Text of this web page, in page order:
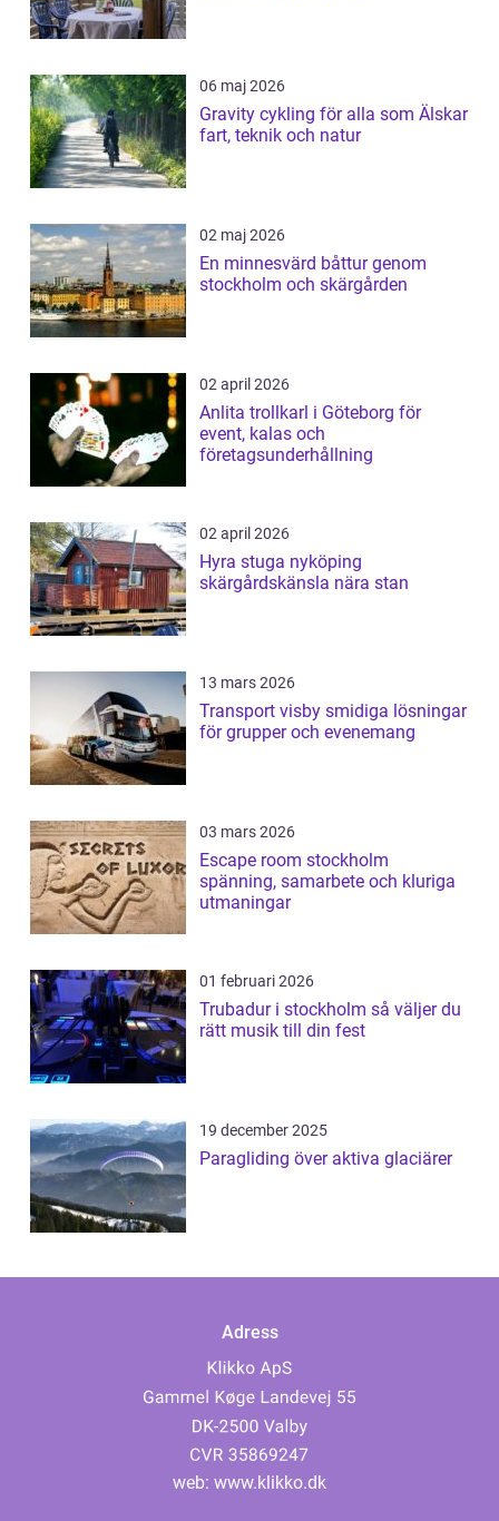
06 maj 2026
Gravity cykling för alla som Älskar
fart, teknik och natur
02 maj 2026
En minnesvärd båttur genom
stockholm och skärgården
02 april 2026
Anlita trollkarl i Göteborg för
event, kalas och
företagsunderhållning
02 april 2026
Hyra stuga nyköping
skärgårdskänsla nära stan
13 mars 2026
Transport visby smidiga lösningar
för grupper och evenemang
03 mars 2026
Escape room stockholm
spänning, samarbete och kluriga
utmaningar
01 februari 2026
Trubadur i stockholm så väljer du
rätt musik till din fest
19 december 2025
Paragliding över aktiva glaciärer
Adress
web: www.klikko.dk